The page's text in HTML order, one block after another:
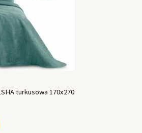
turkusowa 170x270